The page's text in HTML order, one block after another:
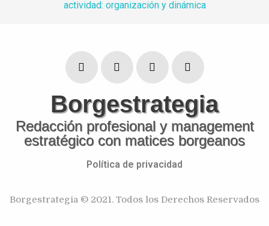
actividad: organización y dinámica
Borgestrategia
Redacción profesional y management
estratégico con matices borgeanos
Política de privacidad
Borgestrategia © 2021. Todos los Derechos Reservados